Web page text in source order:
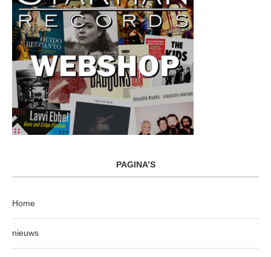
PAGINA’S
Home
nieuws